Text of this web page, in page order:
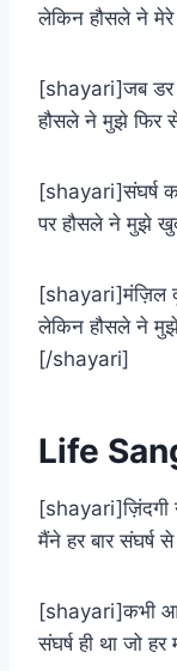
लेकिन हौसले ने
[shayari]जब डर
हौसले ने मुझे फिर
[shayari]संघर्ष
पर हौसले ने मुझे
[shayari]मंज़िल
लेकिन हौसले ने
[/shayari]
Life
[shayari]ज़िंदगी
मैंने हर बार संघर्ष
[shayari]कभी
संघर्ष ही था जो